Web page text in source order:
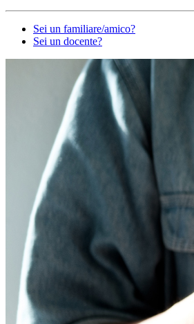
AltroSei un familiare/amico?
Sei un docente?